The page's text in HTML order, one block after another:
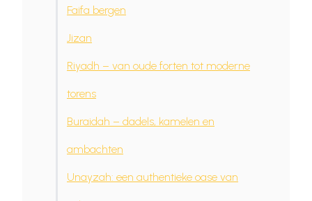
Faifa bergen
Jizan
Riyadh – van oude forten tot moderne
torens
Buraidah – dadels, kamelen en
ambachten
Unayzah: een authentieke oase van